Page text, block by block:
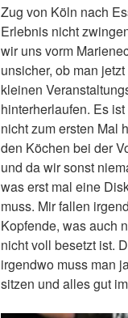
Zug von Köln nach
Erlebnis nicht
wir uns vorm
unsicher, ob man
kleinen
hinterherlaufen. Es
nicht zum ersten Mal
den Köchen bei der
und da wir sonst
was erst mal eine
muss. Mir fallen
Kopfende, was auch
nicht voll besetzt ist.
irgendwo muss man
sitzen und alles gut